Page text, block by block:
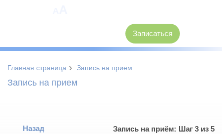
Записаться
Главная страница › Запись на прием
Запись на прием
Назад Запись на приём: Шаг 3 из 5